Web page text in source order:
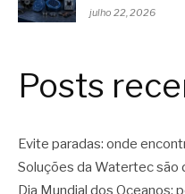
julho 22, 2026
Posts
Evite paradas: onde
Soluções da Watertec são
Dia Mundial dos Oceanos: